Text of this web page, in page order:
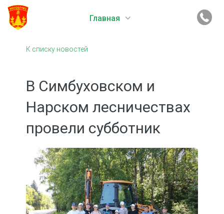
Главная
К списку новостей
В Симбуховском и
Нарском лесничествах
провели субботник